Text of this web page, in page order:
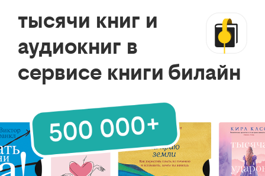
тысячи книг и
аудиокниг в
сервисе книги билайн